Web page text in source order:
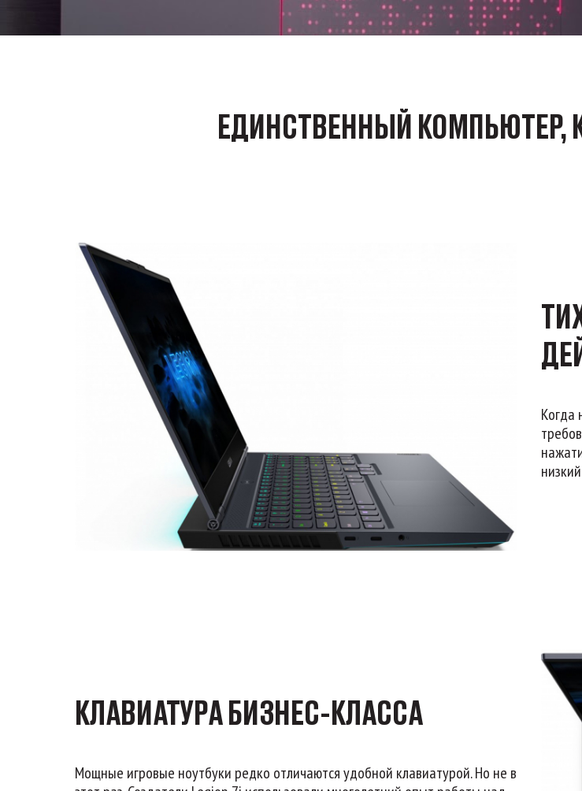
ЕДИНСТВЕННЫЙ КОМПЬЮТЕР,
Когда
КЛАВИАТУРА БИЗНЕС-КЛАССА
Мощные игровые ноутбуки редко отличаются удобной клавиатурой. Но не в